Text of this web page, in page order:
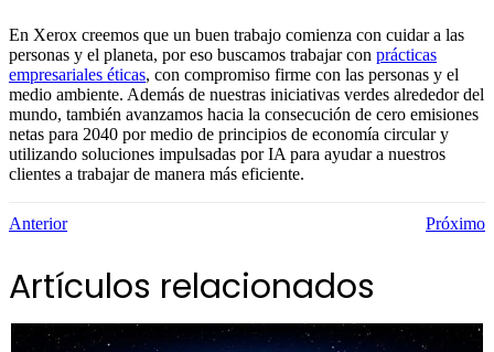
En Xerox creemos que un buen trabajo comienza con cuidar a las
personas y el planeta, por eso buscamos trabajar con prácticas
empresariales éticas, con compromiso firme con las personas y el
medio ambiente. Además de nuestras iniciativas verdes alrededor del
mundo, también avanzamos hacia la consecución de cero emisiones
netas para 2040 por medio de principios de economía circular y
utilizando soluciones impulsadas por IA para ayudar a nuestros
clientes a trabajar de manera más eficiente.
Anterior Próximo
Artículos relacionados